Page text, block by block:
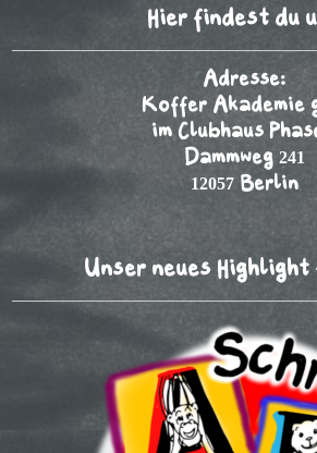
Hier findest du
Adresse:
Koffer Akademie
im Clubhaus
Dammweg 241
12057 Berlin
Unser neues Highlight